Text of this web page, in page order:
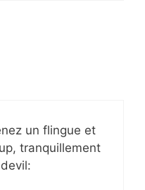
un flingue et
tranquillement